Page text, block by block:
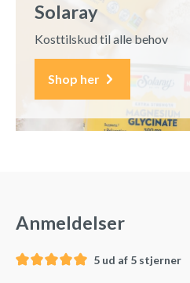
Solaray
Kosttilskud til alle behov
Shop her
Anmeldelser
5 ud af 5 stjerner